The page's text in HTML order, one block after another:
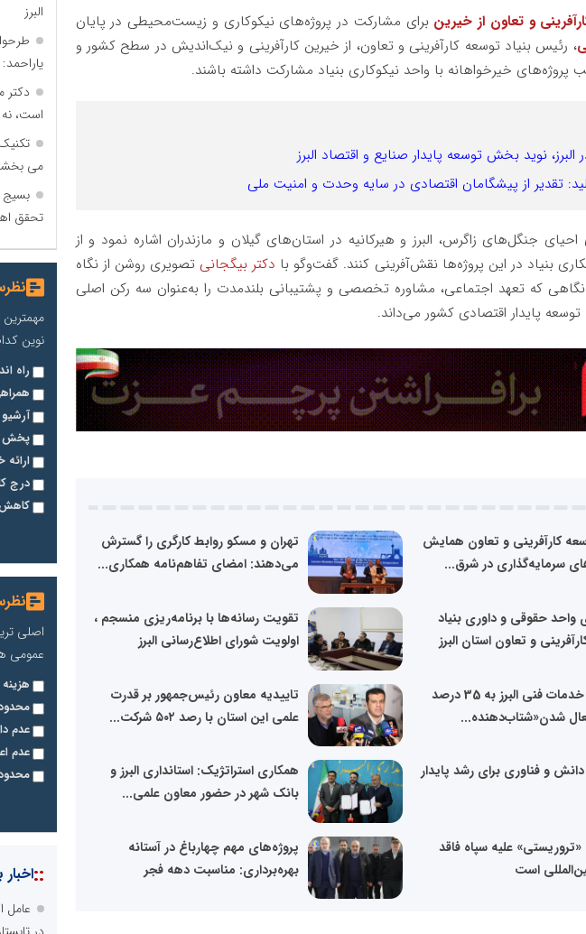
و تعاون از خیرینبرای مشارکت در پروژه‌های نیکوکاری و زیست‌محیطی در پایان
، رئیس بنیاد توسعه کارآفرینی و تعاون، از خیرین کارآفرینی و نیک‌اندیش در سطح کشور و
پروژه‌های خیرخواهانه با واحد نیکوکاری بنیاد مشارکت داشته باشند.
نوید بخش توسعه پایدار صنایع و اقتصاد البرز
تقدیر از پیشگامان اقتصادی در سایه وحدت و امنیت ملی
جنگل‌های زاگرس، البرز و هیرکانیه در استان‌های گیلان و مازندران اشاره نمود و از
بنیاد در این پروژه‌ها نقش‌آفرینی کنند. گفت‌وگو با دکتر بیگجانی تصویری روشن از نگاه
نگاهی که تعهد اجتماعی، مشاوره تخصصی و پشتیبانی بلندمدت را به‌عنوان سه رکن اصلی
پایدار اقتصادی کشور می‌داند.
کارآفرینی و تعاون همایش
سرمایه‌گذاری در شرق...
تهران و مسکو روابط کارگری را گسترش
می‌دهند: امضای تفاهم‌نامه همکاری...
واحد حقوقی و داوری بنیاد
و تعاون استان البرز
تقویت رسانه‌ها با برنامه‌ریزی منسجم ،
اولویت شورای اطلاع‌رسانی البرز
صادرات خدمات فنی البرز به 35 درصد
شدن«شتاب‌دهنده...
تاییدیه معاون رئیس‌جمهور بر قدرت
علمی این استان با رصد ۵۰۲ شرکت...
دانش و فناوری برای رشد پایدار
همکاری استراتژیک: استانداری البرز و
بانک شهر در حضور معاون علمی...
علیه سپاه فاقد
است
پروژه‌های مهم چهارباغ در آستانه
بهره‌برداری: مناسبت دهه فجر
البرز
دکتر
است، نه
می
بسیج
تحقق
نوین
راه
پخش
درج
کاهش
اصلی
عمومی
عدم
عدم
::
عامل